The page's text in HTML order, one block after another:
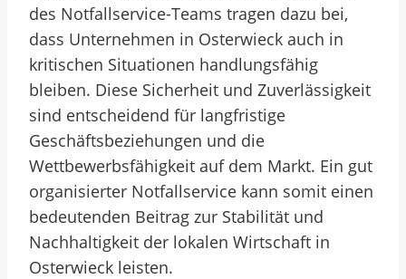
des Notfallservice-Teams tragen dazu bei,
dass Unternehmen in Osterwieck auch in
kritischen Situationen handlungsfähig
bleiben. Diese Sicherheit und Zuverlässigkeit
sind entscheidend für langfristige
Geschäftsbeziehungen und die
Wettbewerbsfähigkeit auf dem Markt. Ein gut
organisierter Notfallservice kann somit einen
bedeutenden Beitrag zur Stabilität und
Nachhaltigkeit der lokalen Wirtschaft in
Osterwieck leisten.